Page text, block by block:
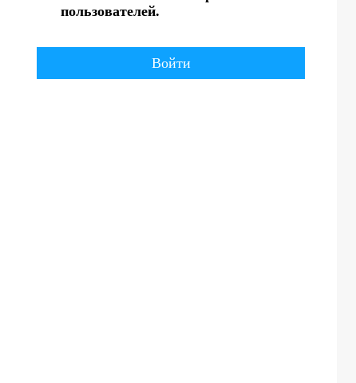
пользователей.
Войти